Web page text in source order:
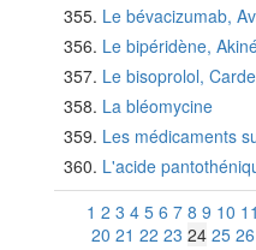
Le bévacizumab,
Le bipéridène,
Le bisoprolol,
La bléomycine
Les médicaments
L'acide
1 2 3 4 5 6 7 8 9 10 11
20 21 22 23 24 25 26